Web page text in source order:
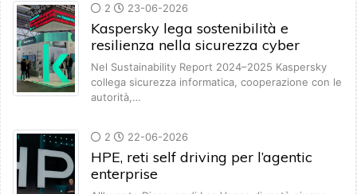
2 23-06-2026
Kaspersky lega sostenibilità e
resilienza nella sicurezza cyber
Nel Sustainability Report 2024–2025 Kaspersky
collega sicurezza informatica, cooperazione con le
autorità,…
2 22-06-2026
HPE, reti self driving per l’agentic
enterprise